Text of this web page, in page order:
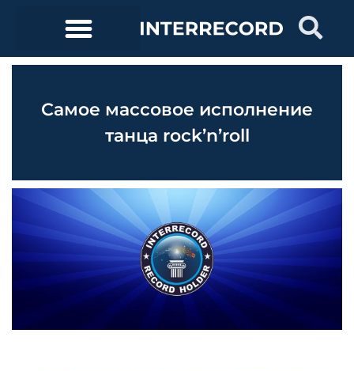
Самое массовое исполнение
танца rock’n’roll